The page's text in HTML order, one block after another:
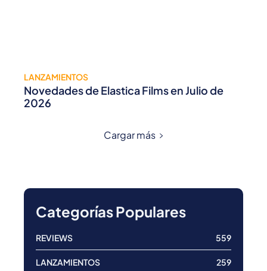
LANZAMIENTOS
Novedades de Elastica Films en Julio de
2026
Cargar más
Categorías Populares
REVIEWS 559
LANZAMIENTOS 259